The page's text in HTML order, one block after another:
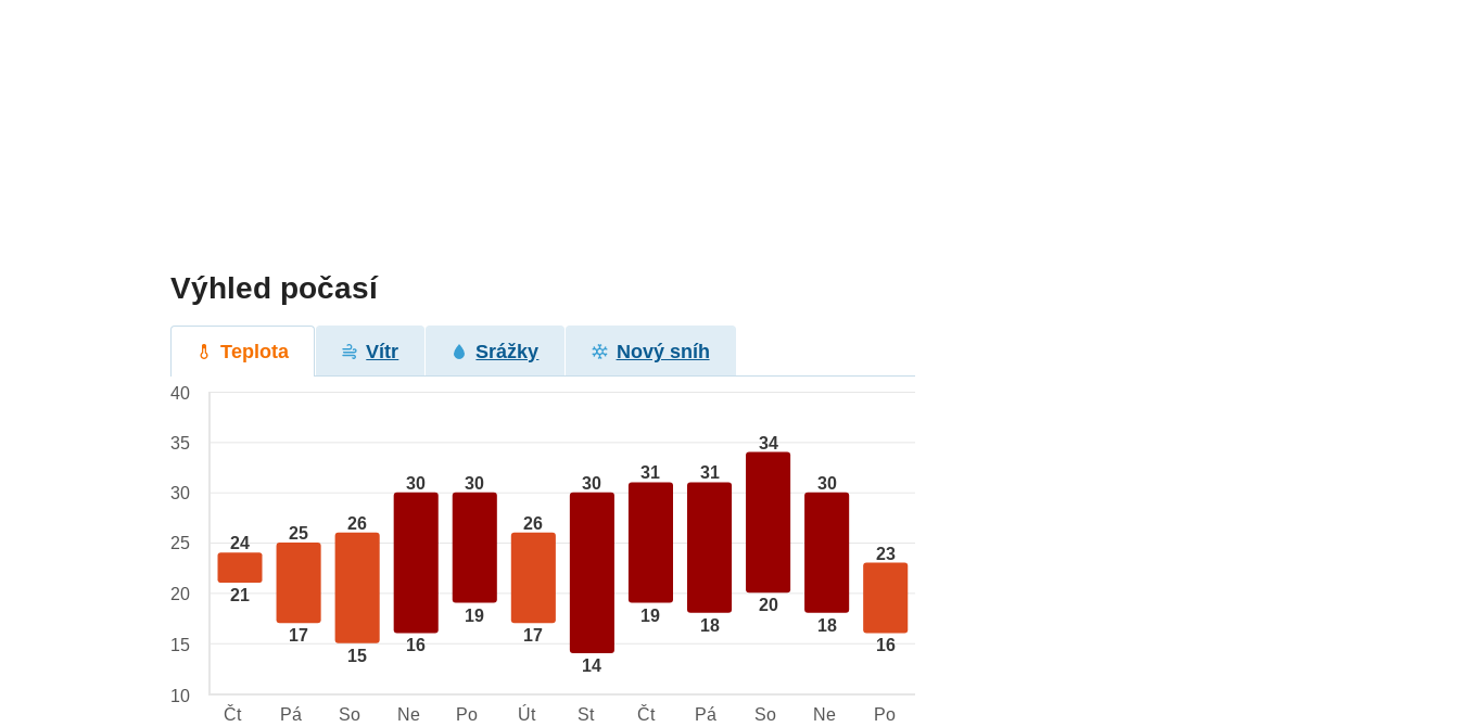
Výhled počasí
Teplota Vítr Srážky Nový sníh
24
21
25
17
26
15
30
16
30
19
26
17
30
14
31
19
31
18
34
20
30
18
23
16
40
35
30
25
20
15
10
Čt
Pá So Ne Po Út St Čt Pá So Ne Po